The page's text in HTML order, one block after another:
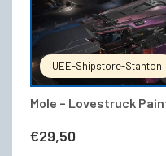
UEE-Shipstore-Stanton
Mole – Lovestruck
€29,50